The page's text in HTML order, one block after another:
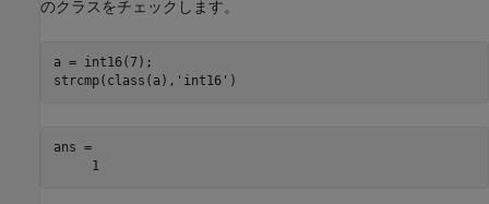
のクラスをチェックします。
a = int16(7);
strcmp(class(a), 'int16'
ans =
     1